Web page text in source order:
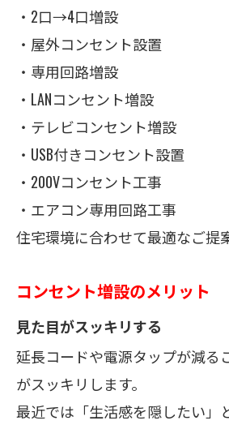
・2口→4口増設
・屋外コンセント設置
・専用回路増設
・LANコンセント増設
・テレビコンセント増設
・USB付きコンセント設置
・200Vコンセント工事
・エアコン専用回路工事
住宅環境に合わせて最適なご提
コンセント増設のメリット
見た目がスッキリする
延長コードや電源タップが減る
がスッキリします。
最近では「生活感を隠したい」